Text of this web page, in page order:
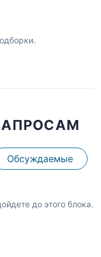
Обсуждаемые
до этого блока.